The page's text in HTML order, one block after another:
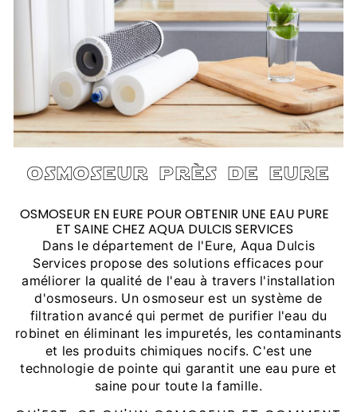
osmoseur près de eure
OSMOSEUR EN EURE POUR OBTENIR UNE EAU PURE
ET SAINE CHEZ AQUA DULCIS SERVICES
Dans le département de l'Eure, Aqua Dulcis
Services propose des solutions efficaces pour
améliorer la qualité de l'eau à travers l'installation
d'osmoseurs. Un osmoseur est un système de
filtration avancé qui permet de purifier l'eau du
robinet en éliminant les impuretés, les contaminants
et les produits chimiques nocifs. C'est une
technologie de pointe qui garantit une eau pure et
saine pour toute la famille.